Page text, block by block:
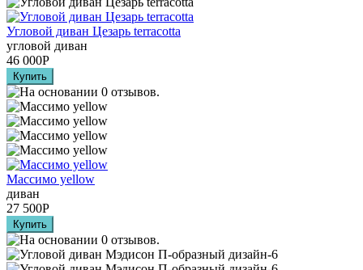
Угловой диван Цезарь terracotta
угловой диван
46 000Р
Массимо yellow
диван
27 500Р